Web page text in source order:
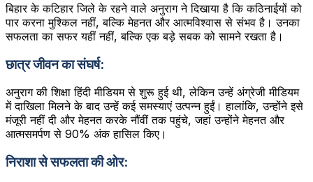
बिहार के कटिहार जिले के रहने वाले अनुराग ने दिखाया है कि कठिनाईयों को
पार करना मुश्किल नहीं, बल्कि मेहनत और आत्मविश्वास से संभव है। उनका
सफलता का सफर यहीं नहीं, बल्कि एक बड़े सबक को सामने रखता है।
छात्र जीवन का संघर्ष:
अनुराग की शिक्षा हिंदी मीडियम से शुरू हुई थी, लेकिन उन्हें अंग्रेजी मीडियम
में दाखिला मिलने के बाद उन्हें कई समस्याएं उत्पन्न हुईं। हालांकि, उन्होंने इसे
मंजूरी नहीं दी और मेहनत करके नौंवीं तक पहुंचे, जहां उन्होंने मेहनत और
आत्मसमर्पण से 90% अंक हासिल किए।
निराशा से सफलता की ओर: